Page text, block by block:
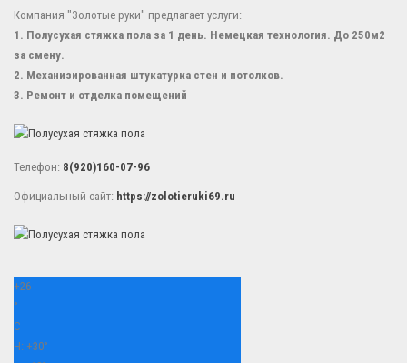
Компания "Золотые руки" предлагает услуги:
1. Полусухая стяжка пола за 1 день. Немецкая технология. До 250м2
за смену.
2. Механизированная штукатурка стен и потолков.
3. Ремонт и отделка помещений
Телефон: 8(920)160-07-96
Официальный сайт: https://zolotieruki69.ru
+26
°
C
H: +30°